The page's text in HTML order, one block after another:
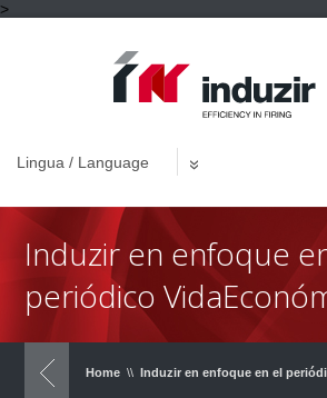
>
Lingua / Language
Induzir en enfoque
periódico
Home \\ Induzir en enfoque en el